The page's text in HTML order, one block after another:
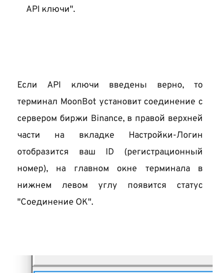
API ключи".
Если API ключи введены верно, то
терминал MoonBot установит соединение с
сервером биржи Binance, в правой верхней
части на вкладке Настройки-Логин
отобразится ваш ID (регистрационный
номер), на главном окне терминала в
нижнем левом углу появится статус
"Соединение ОК".